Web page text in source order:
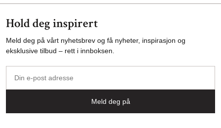
Hold deg inspirert
Meld deg på vårt nyhetsbrev og få nyheter, inspirasjon og
eksklusive tilbud – rett i innboksen.
post
Meld deg på